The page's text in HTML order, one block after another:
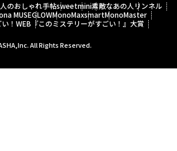
のおしゃれ手帖sweetmini素敵なあの人 リンネル
MUSEGLOWMonoMaxsmartMonoMaster
！WEB 『このミステリーがすごい！』大賞
All Rights Reserved.